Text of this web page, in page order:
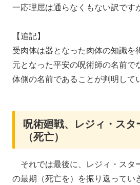
一応理屈は通らなくもない訳です
【追記】
受肉体は器となった肉体の知識を
元となった平安の呪術師の名前で
体側の名前であることが判明して
呪術廻戦、レジィ・ス
（死亡）
それでは最後に、レジィ・スタ
の最期（死亡を）を振り返ってい